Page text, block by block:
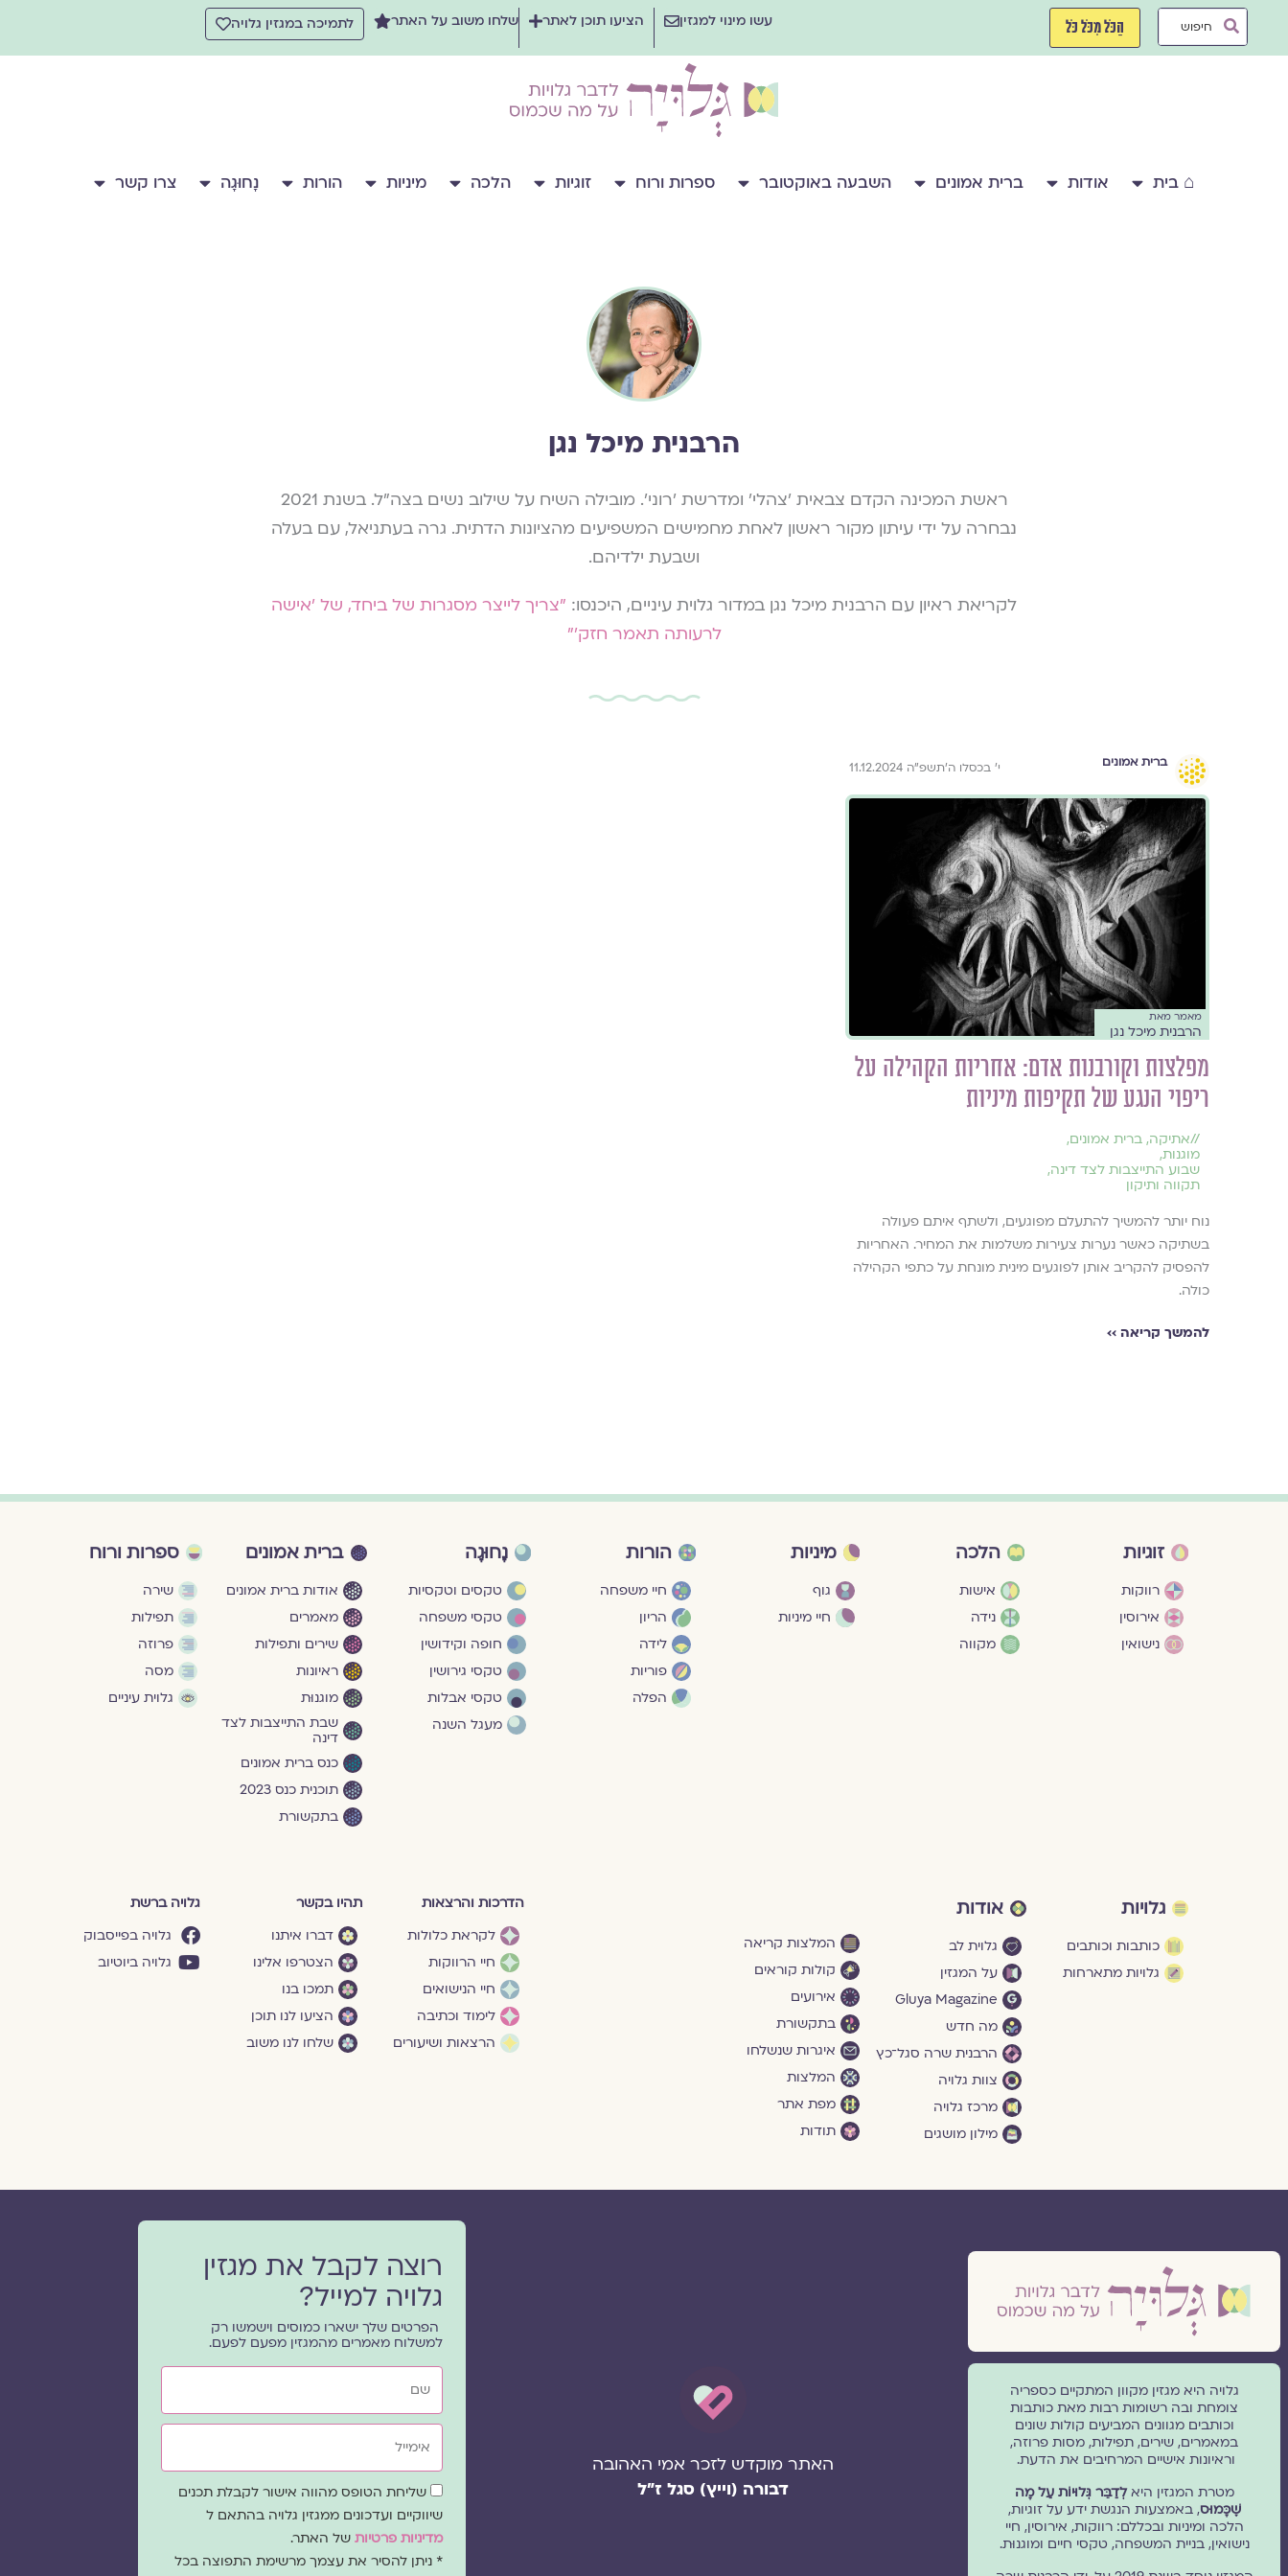
Search
הַכֹּל מִכֹּל כֹּל עשו מינוי למגזין הציעו תוכן לאתר שלחו משוב על האתר לתמיכה במגזין גלויה
⌂ בית אודות ברית אמונים השבעה באוקטובר ספרות ורוח זוגיות הלכה מיניות הורות נָחוּגָה צרו קשר
הרבנית מיכל נגן
ראשת המכינה הקדם צבאית 'צהלי' ומדרשת 'רוני'. מובילה השיח על שילוב נשים בצה"ל. בשנת 2021
נבחרה על ידי עיתון מקור ראשון לאחת מחמישים המשפיעים מהציונות הדתית. גרה בעתניאל, עם בעלה
ושבעת ילדיהם.
לקריאת ראיון עם הרבנית מיכל נגן במדור גלוית עיניים, היכנסו: ״צריך לייצר מסגרות של ביחד, של 'אישה
לרעותה תאמר חזק'״
ברית אמונים י׳ בכסלו ה׳תשפ״ה 11.12.2024
מאמר מאת
הרבנית מיכל נגן
מפלצות וקורבנות אדם: אחריות הקהילה על
ריפוי הנגע של תקיפות מיניות
//אתיקה, ברית אמונים,
מוגנות,
שבוע התייצבות לצד דינה,
תקווה ותיקון
נוח יותר להמשיך להתעלם מפוגעים, ולשתף איתם פעולה
בשתיקה כאשר נערות צעירות משלמות את המחיר. האחריות
להפסיק להקריב אותן לפוגעים מינית מונחת על כתפי הקהילה
כולה.
להמשך קריאה ››
זוגיות
רווקות
אירוסין
נישואין
הלכה
אישות
נידה
מקווה
מיניות
גוף
חיי מיניות
הורות
חיי משפחה
הריון
לידה
פוריות
הפלה
נָחוּגָה
טקסים וטקסיות
טקסי משפחה
חופה וקידושין
טקסי גירושין
טקסי אבלות
מעגל השנה
ברית אמונים
אודות ברית אמונים
מאמרים
שירים ותפילות
ראיונות
מוגנוּת
שבת התייצבות לצד
דינה
כנס ברית אמונים
תוכנית כנס 2023
בתקשורת
ספרות ורוח
שירה
תפילות
פרוזה
מסה
גלוית עיניים
גלויות
כותבות וכותבים
גלויות מתארחות
אודות
גלוית לב
על המגזין
Gluya Magazine
מה חדש
הרבנית שרה סגל־כץ
צוות גלויה
מרכז גלויה
מילון מושגים
המלצות קריאה
קולות קוראים
אירועים
בתקשורת
איגרות שנשלחו
המלצות
מפת אתר
תודות
הדרכות והרצאות
לקראת כלולות
חיי הרווקות
חיי הנישואים
לימוד וכתיבה
הרצאות ושיעורים
תהיו בקשר
דברו איתנו
הצטרפו אלינו
תמכו בנו
הציעו לנו תוכן
שלחו לנו משוב
גלויה ברשת
גלויה בפייסבוק
גלויה ביוטיוב
גלויה היא מגזין מקוון המתקיים כספריה
צומחת ובה רשומות רבות מאת כותבות
וכותבים מגוונים המביעים קולות שונים
במאמרים, שירים, תפילות, מסות פרוזה,
וראיונות אישיים המרחיבים את הדעת.
מטרת המגזין היאלְדַבֵּר גְּלוּיוֹת עַל מָה
שֶׁכָּמוּס, באמצעות הנגשת ידע על זוגיות,
הלכה ומיניות ובכללם: רווקות, אירוסין, חיי
נישואין, בניית המשפחה, טקסי חיים ומוגנוּת.
האתר מוקדש לזכר אמי האהובה
דבורה (וייץ) סגל ז"ל
רוצה לקבל את מגזין
גלויה למייל?
הפרטים שלך ישארו כמוסים וישמשו רק
למשלוח מאמרים מהמגזין מפעם לפעם.
שם
אימייל
שדה
הסכמה
שליחת הטופס מהווה אישור לקבלת תכנים
שיווקיים ועדכונים ממגזין גלויה בהתאם ל
מדיניות פרטיות של האתר.
* ניתן להסיר את עצמך מרשימת התפוצה בכל